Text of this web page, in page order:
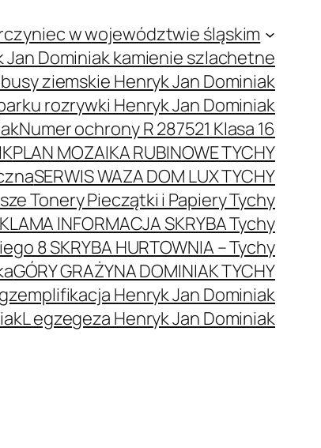
w województwie śląskim
Jan Dominiak kamienie szlachetne
ziemskie Henryk Jan Dominiak
rozrywki Henryk Jan Dominiak
Numer ochrony R 287521 Klasa 16
PLAN MOZAIKA RUBINOWE TYCHY
SERWIS WAZA DOM LUX TYCHY
Tonery Pieczątki i Papiery Tychy
INFORMACJA SKRYBA Tychy
8 SKRYBA HURTOWNIA – Tychy
GÓRY GRAŻYNA DOMINIAK TYCHY
Henryk Jan Dominiak
L egzegeza Henryk Jan Dominiak